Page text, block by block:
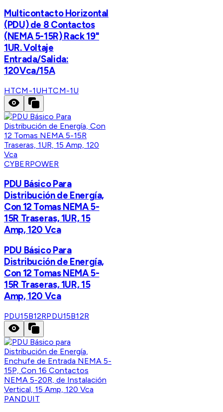
Multicontacto Horizontal
(PDU) de 8 Contactos
(NEMA 5-15R) Rack 19"
1UR. Voltaje
Entrada/Salida:
120Vca/15A
HTCM-1UHTCM-1U
CYBERPOWER
PDU Básico Para
Distribución de Energía,
Con 12 Tomas NEMA 5-
15R Traseras, 1UR, 15
Amp, 120 Vca
PDU Básico Para
Distribución de Energía,
Con 12 Tomas NEMA 5-
15R Traseras, 1UR, 15
Amp, 120 Vca
PDU15B12RPDU15B12R
PANDUIT